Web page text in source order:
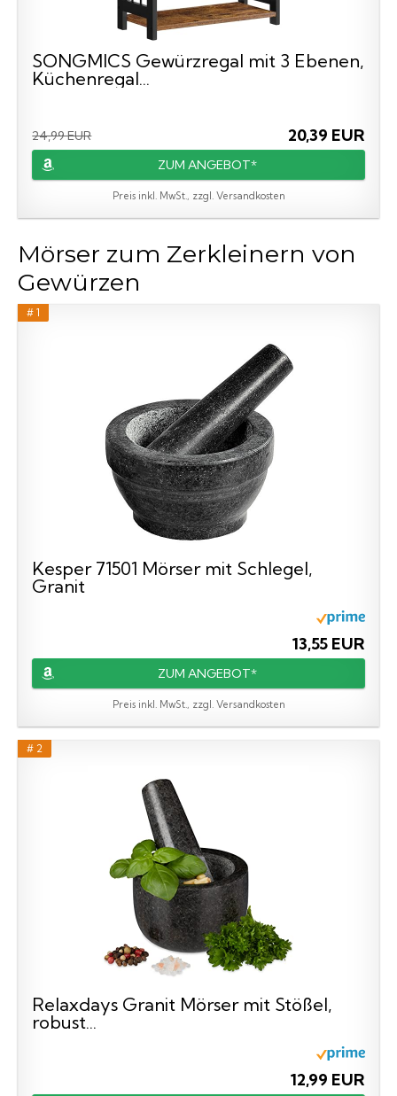
SONGMICS Gewürzregal mit 3 Ebenen,
Küchenregal...
24,99 EUR 20,39 EUR
ZUM ANGEBOT*
Preis inkl. MwSt., zzgl. Versandkosten
Mörser zum Zerkleinern von
Gewürzen
# 1
Kesper 71501 Mörser mit Schlegel,
Granit
13,55 EUR
ZUM ANGEBOT*
Preis inkl. MwSt., zzgl. Versandkosten
# 2
Relaxdays Granit Mörser mit Stößel,
robust...
12,99 EUR